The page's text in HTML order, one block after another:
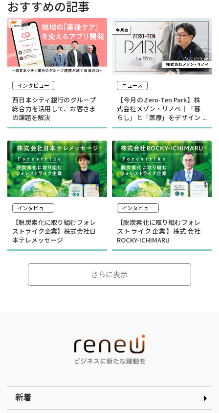
おすすめの記事
インタビュー
西日本シティ銀行のグループ
総合力を活用して、お客さま
の課題を解決
ニュース
【今月のZero-Ten Park】株
式会社メゾン・リノベ｜「暮
らし」と「医療」をデザイン
する
インタビュー
【脱炭素化に取り組むフォレ
ストライク企業】株式会社日
本テレメッセージ
インタビュー
【脱炭素化に取り組むフォレ
ストライク企業】株式会社
ROCKY-ICHIMARU
選んだのは就活ではなく学
生起業家の道｜合同会社ド
ルフィン 木下銀次郎さん
顧客の「なぜ」をテクノロ
ジーで可視化する｜
curioph株式会社玉木穣太
さらに表示
新着